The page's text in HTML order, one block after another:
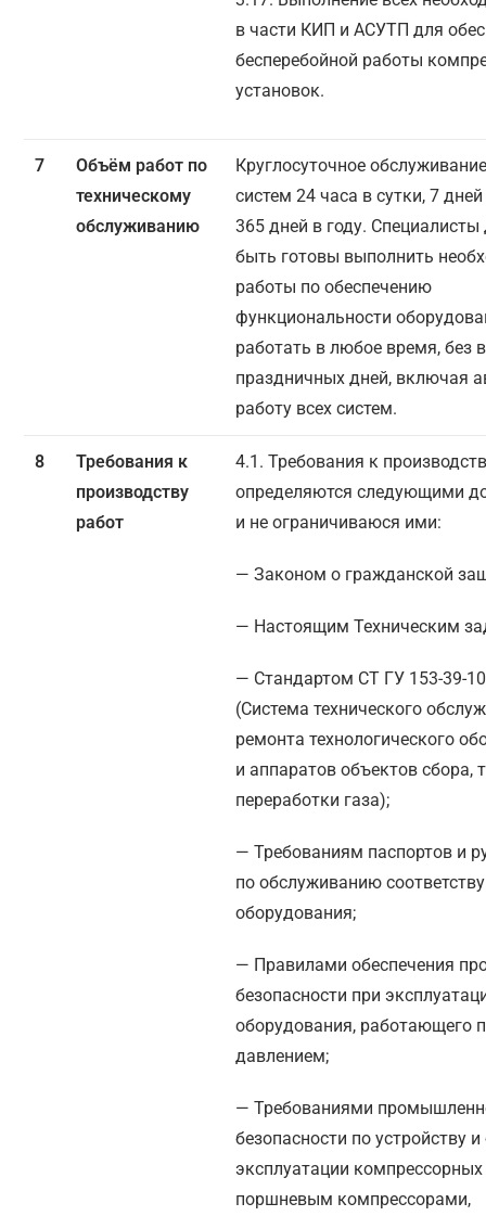
в части КИП и АСУТП для
бесперебойной работы
установок.
7
Объём работ по
техническому
обслуживанию
Круглосуточное
систем 24 часа в сутки, 7
365 дней в году.
быть готовы выполнить
работы по обеспечению
функциональности
работать в любое время, без
праздничных дней, включая
работу всех систем.
8
Требования к
производству
работ
4.1. Требования к
определяются следующими
и не ограничиваюся ими:
— Законом о гражданской
— Настоящим Техническим
— Стандартом СТ ГУ 153-39-
(Система технического
ремонта технологического
и аппаратов объектов сбора,
переработки газа);
— Требованиям паспортов и
по обслуживанию
оборудования;
— Правилами обеспечения
безопасности при
оборудования, работающего
давлением;
— Требованиями
безопасности по устройству
эксплуатации компрессорных
поршневым компрессорами,